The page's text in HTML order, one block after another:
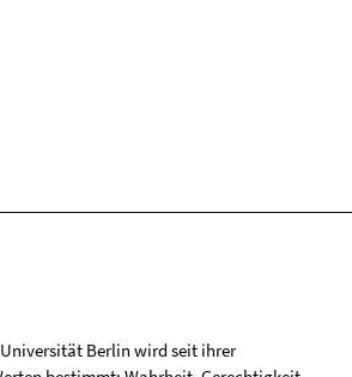
Berlin wird seit ihrer